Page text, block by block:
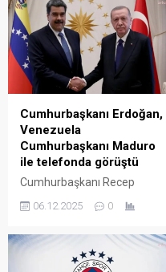
Cumhurbaşkanı Erdoğan,
Venezuela
Cumhurbaşkanı Maduro
ile telefonda görüştü
Cumhurbaşkanı Recep
Tayyip Erdoğan, Venezuela
Cumhurbaşkanı Nicolas
görüşmesi gerçekleştirdi.
İletişim Başkanlığı’ndan
06.12.2025 0